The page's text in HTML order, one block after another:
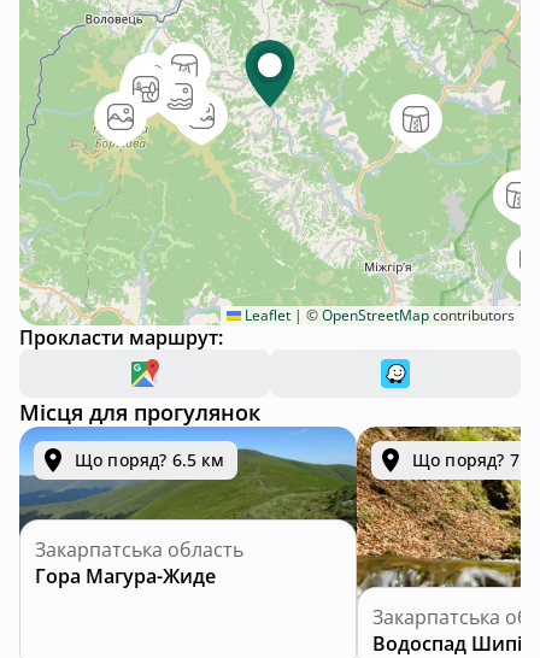
Leaflet | ©OpenStreetMapcontributors
Прокласти маршрут:
Місця для прогулянок
Що поряд? 6.5 км
Закарпатська область
Гора Магура-Жиде
Що поряд? 7.2
Закарпатська
Водоспад Шипіт